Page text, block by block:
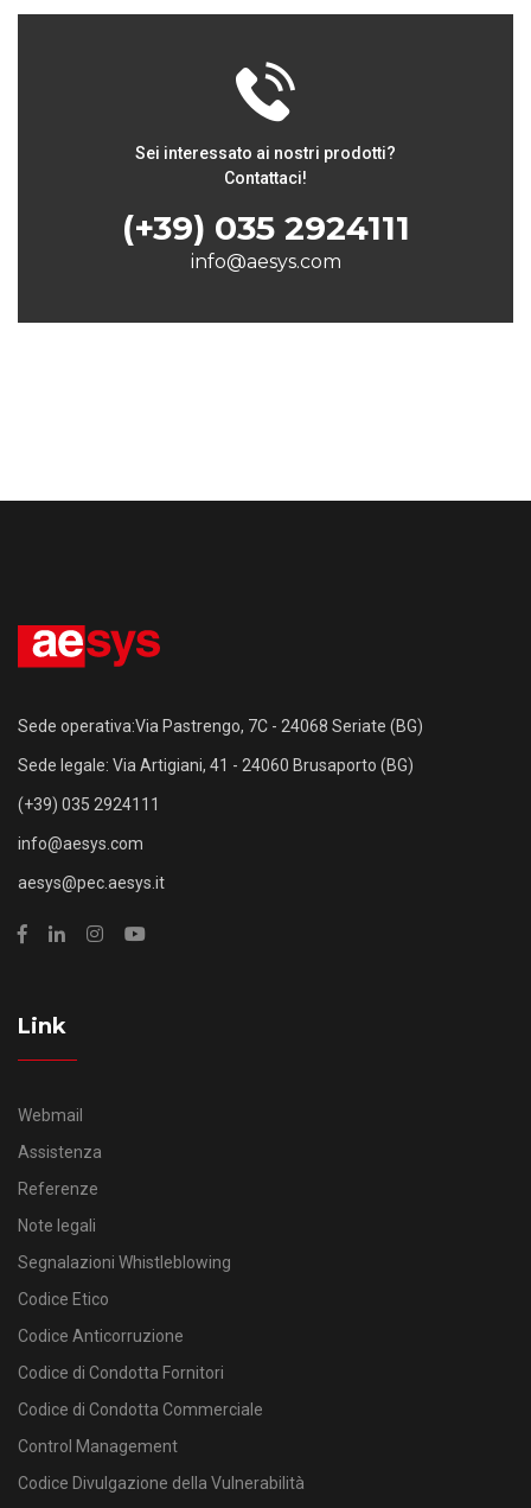
Sei interessato ai nostri prodotti?
Contattaci!
(+39) 035 2924111
info@aesys.com
Sede operativa:Via Pastrengo, 7C - 24068 Seriate (BG)
Sede legale: Via Artigiani, 41 - 24060 Brusaporto (BG)
(+39) 035 2924111
info@aesys.com
aesys@pec.aesys.it
Link
Webmail
Assistenza
Referenze
Note legali
Segnalazioni Whistleblowing
Codice Etico
Codice Anticorruzione
Codice di Condotta Fornitori
Codice di Condotta Commerciale
Control Management
Codice Divulgazione della Vulnerabilità